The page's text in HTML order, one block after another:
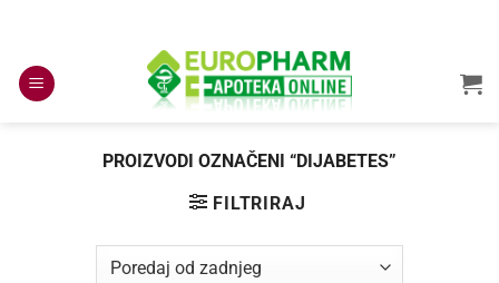
content
PROIZVODI OZNAČENI “DIJABETES”
FILTRIRAJ